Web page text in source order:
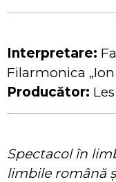
Interpretare:
Filarmonica
Producător:
Spectacol în
limbile română